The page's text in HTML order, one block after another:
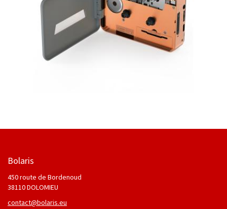
Bolaris
450 route de Bordenoud
38110 DOLOMIEU
contact@bolaris.eu